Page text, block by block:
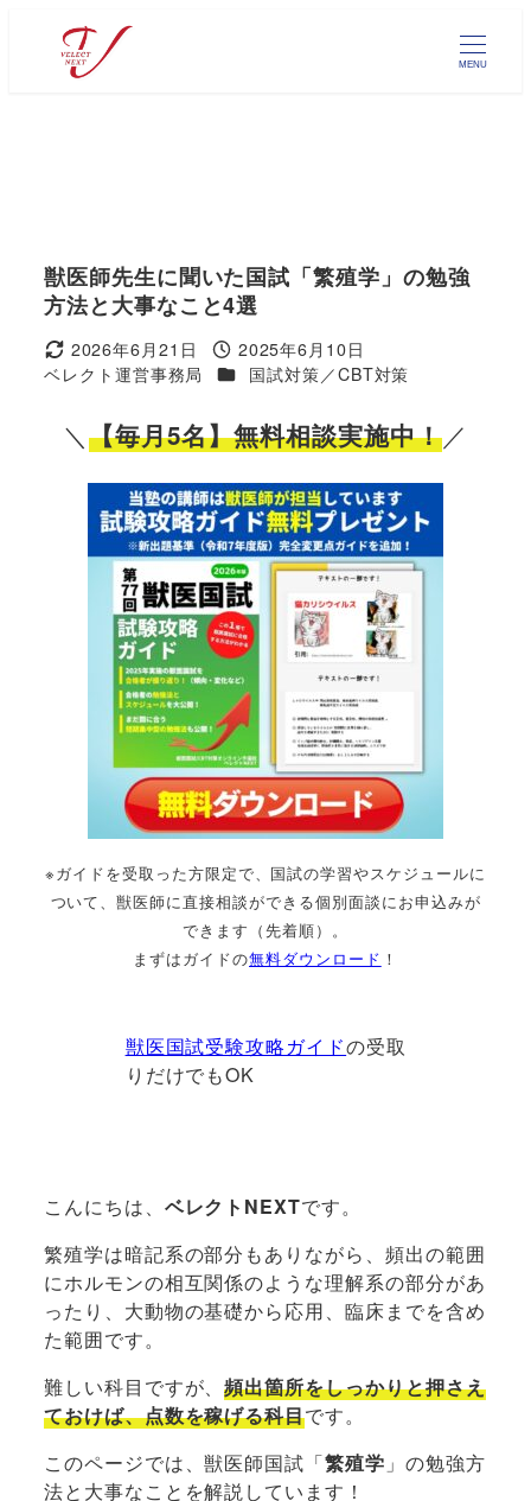
MENU
獣医師先生に聞いた国試「繁殖学」の勉強
方法と大事なこと4選
更新日2026年6月21日 投稿日2025年6月10日
著
ベレクト運営事務局 カテゴリー
国試対策／CBT対策
＼【毎月5名】無料相談実施中！／
※ガイドを受取った方限定で、国試の学習やスケジュールに
ついて、獣医師に直接相談ができる個別面談にお申込みが
できます（先着順）。
まずはガイドの無料ダウンロード ！
獣医国試受験攻略ガイドの受取
りだけでもOK
こんにちは、 ベレクトNEXTです。
繁殖学は暗記系の部分もありながら、頻出の範囲
にホルモンの相互関係のような理解系の部分があ
ったり、大動物の基礎から応用、臨床までを含め
た範囲です。
難しい科目ですが、頻出箇所をしっかりと押さえ
ておけば、点数を稼げる科目です。
このページでは、獣医師国試「繁殖学 」の勉強方
法と大事なことを解説しています！